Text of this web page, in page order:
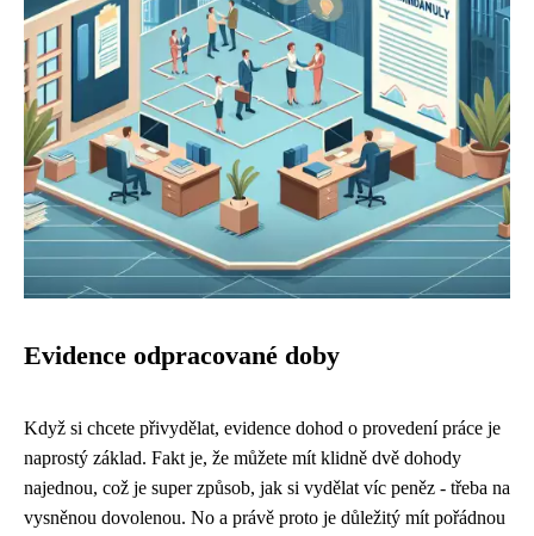
Evidence odpracované doby
Když si chcete přivydělat, evidence dohod o provedení práce je
naprostý základ. Fakt je, že můžete mít klidně dvě dohody
najednou, což je super způsob, jak si vydělat víc peněz - třeba na
vysněnou dovolenou. No a právě proto je důležitý mít pořádnou